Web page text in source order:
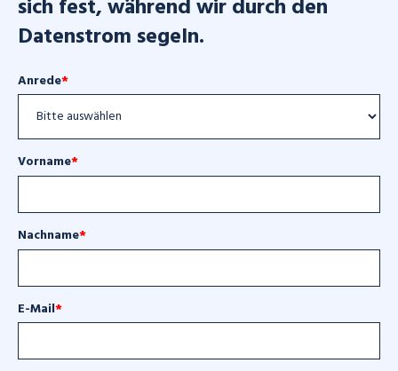
sich fest, während wir durch den
Datenstrom segeln.
Anrede*
Vorname*
Nachname*
E-Mail*